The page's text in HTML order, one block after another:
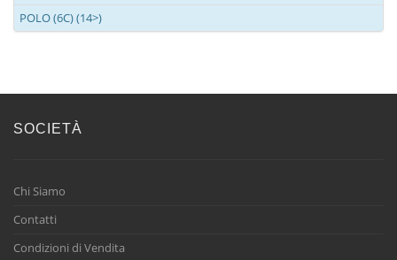
POLO (6C) (14>)
SOCIETÀ
Chi Siamo
Contatti
Condizioni di Vendita